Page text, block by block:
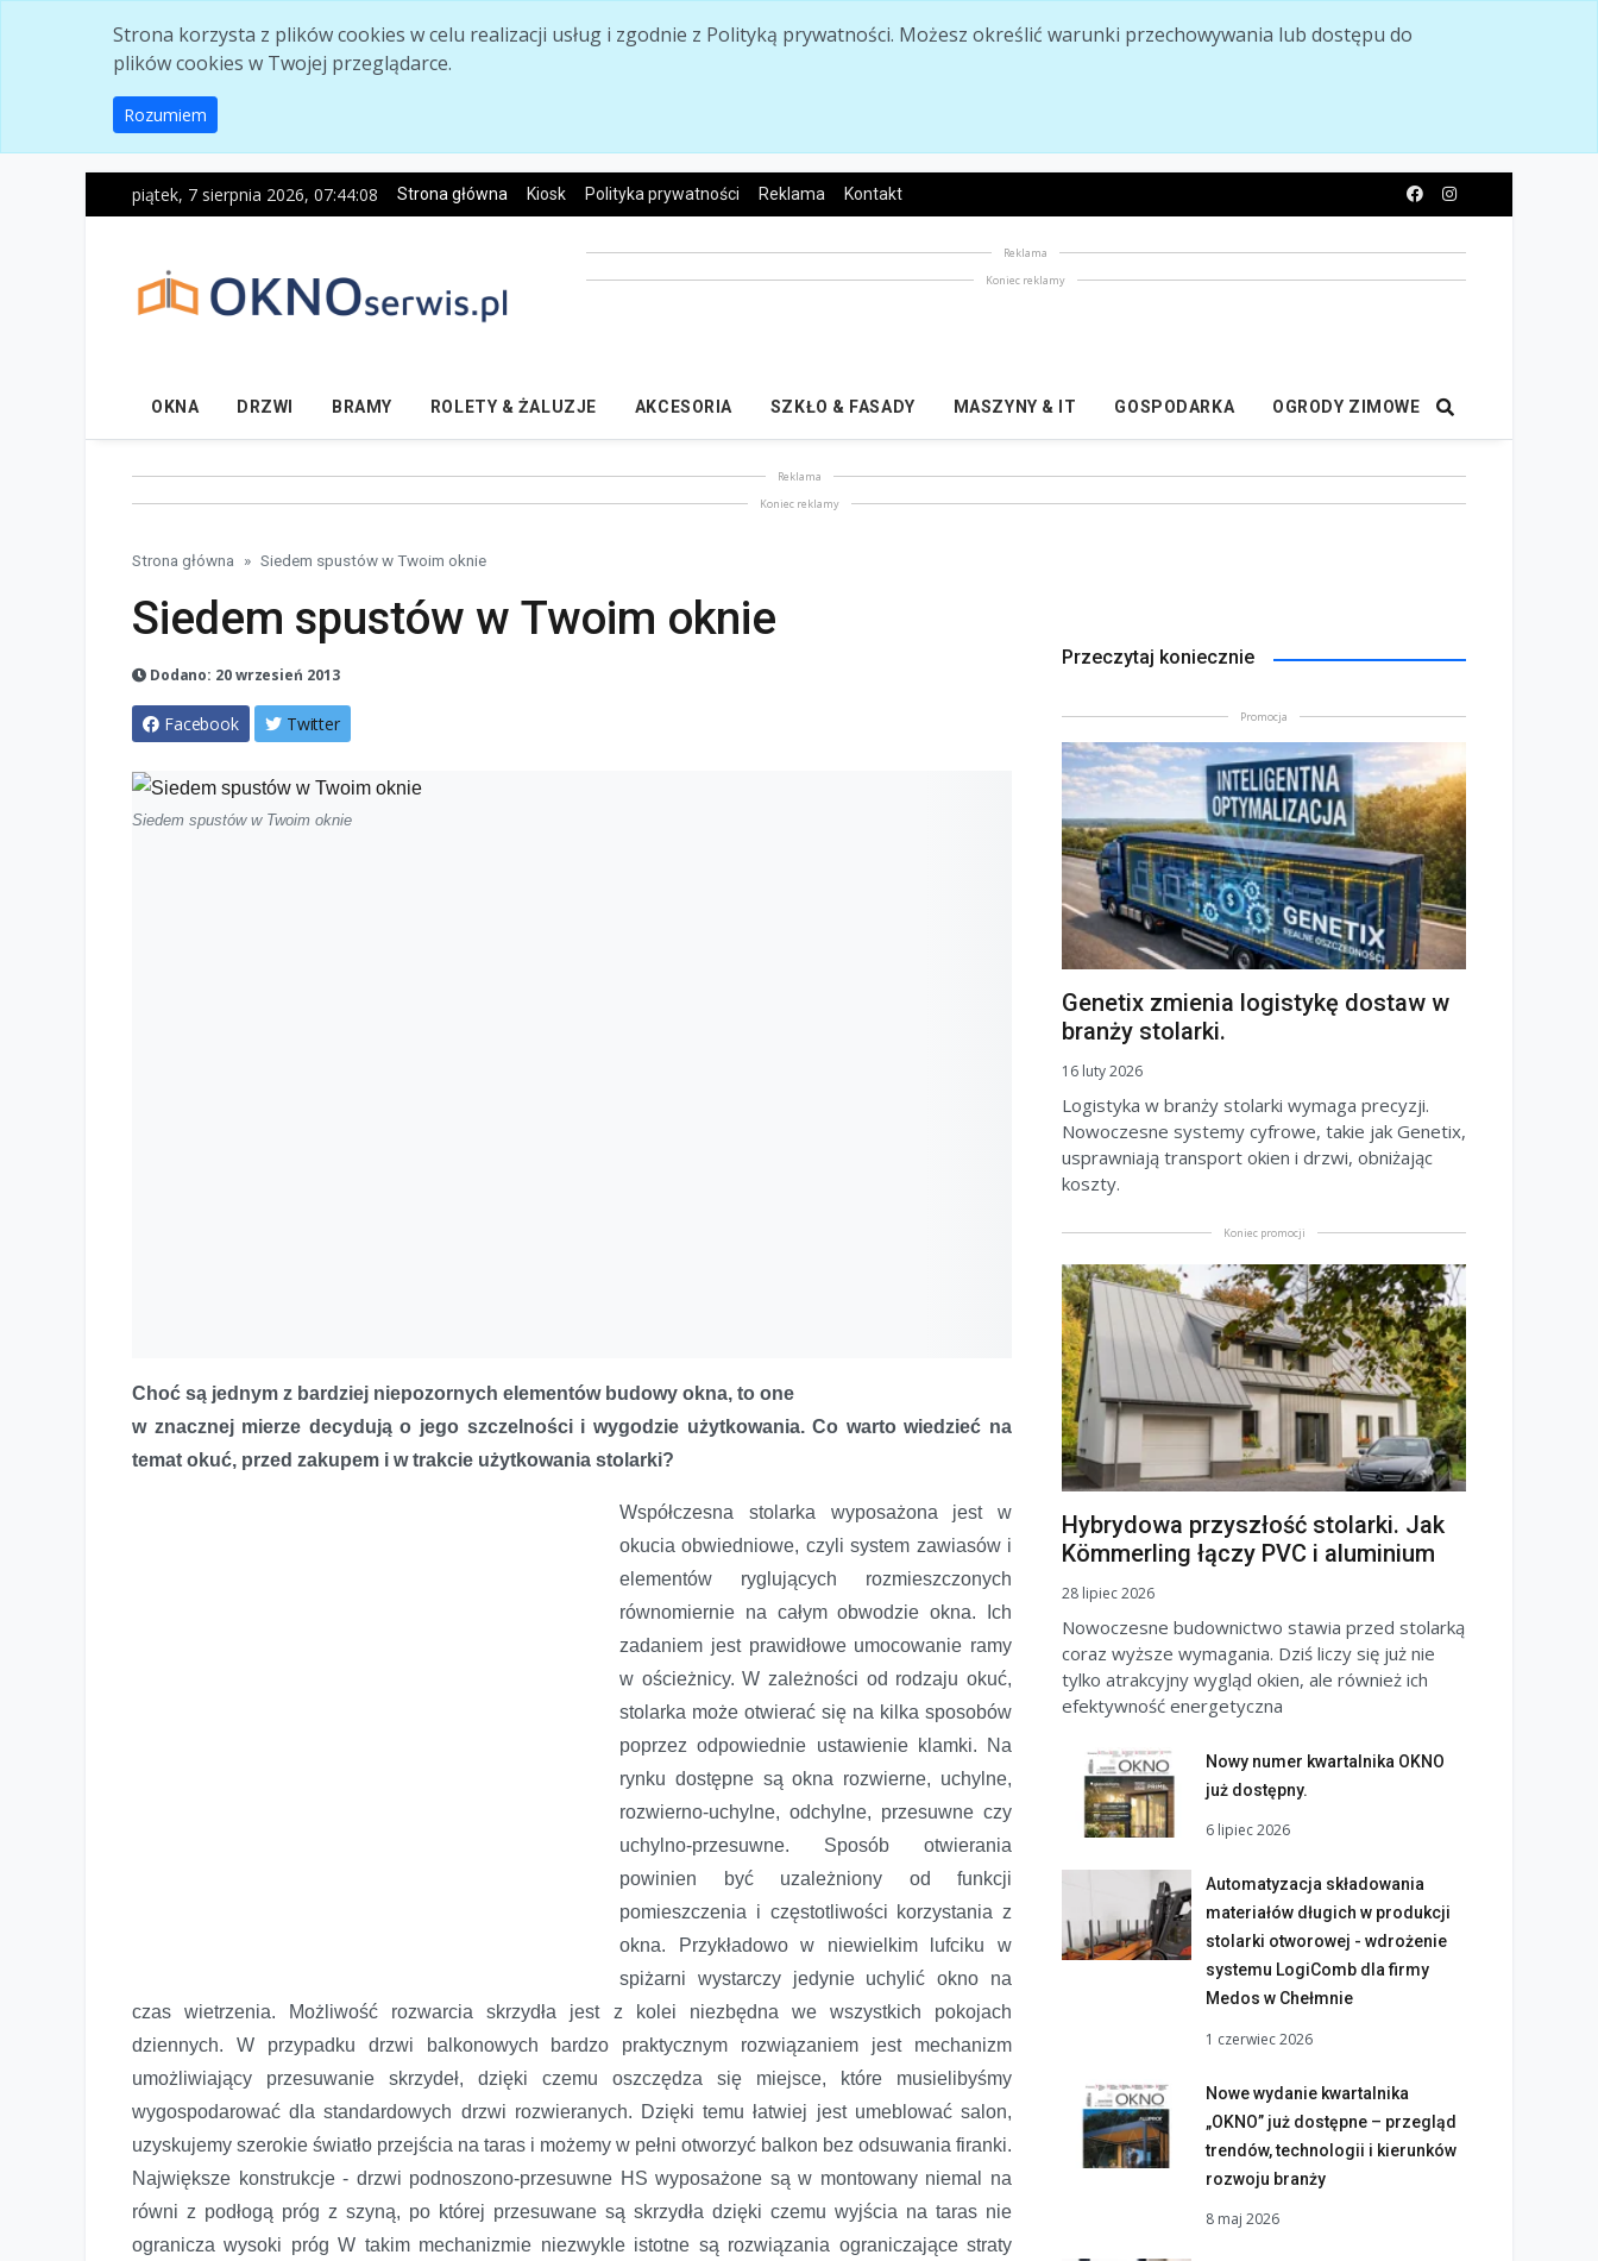
Strona korzysta z plików cookies w celu realizacji usług i zgodnie z Polityką prywatności. Możesz określić warunki przechowywania lub dostępu do
plików cookies w Twojej przeglądarce.
Rozumiem
piątek, 7 sierpnia 2026, 07:44:09 Strona główna Kiosk Polityka prywatności Reklama Kontakt
Reklama
Koniec reklamy
OKNA DRZWI BRAMY ROLETY & ŻALUZJE AKCESORIA SZKŁO & FASADY MASZYNY & IT GOSPODARKA OGRODY ZIMOWE
Reklama
Koniec reklamy
Strona główna Siedem spustów w Twoim oknie
Siedem spustów w Twoim oknie
Dodano: 20 wrzesień 2013
Facebook Twitter
Siedem spustów w Twoim oknie
Choć są jednym z bardziej niepozornych elementów budowy okna, to one
w znacznej mierze decydują o jego szczelności i wygodzie użytkowania. Co warto wiedzieć na
temat okuć, przed zakupem i w trakcie użytkowania stolarki?
Współczesna stolarka wyposażona jest w
okucia obwiedniowe, czyli system zawiasów i
elementów ryglujących rozmieszczonych
równomiernie na całym obwodzie okna. Ich
zadaniem jest prawidłowe umocowanie ramy
w ościeżnicy. W zależności od rodzaju okuć,
stolarka może otwierać się na kilka sposobów
poprzez odpowiednie ustawienie klamki. Na
rynku dostępne są okna rozwierne, uchylne,
rozwierno-uchylne, odchylne, przesuwne czy
uchylno-przesuwne. Sposób otwierania
powinien być uzależniony od funkcji
pomieszczenia i częstotliwości korzystania z
okna. Przykładowo w niewielkim lufciku w
spiżarni wystarczy jedynie uchylić okno na
czas wietrzenia. Możliwość rozwarcia skrzydła jest z kolei niezbędna we wszystkich pokojach
dziennych. W przypadku drzwi balkonowych bardzo praktycznym rozwiązaniem jest mechanizm
umożliwiający przesuwanie skrzydeł, dzięki czemu oszczędza się miejsce, które musielibyśmy
wygospodarować dla standardowych drzwi rozwieranych. Dzięki temu łatwiej jest umeblować salon,
uzyskujemy szerokie światło przejścia na taras i możemy w pełni otworzyć balkon bez odsuwania firanki.
Największe konstrukcje - drzwi podnoszono-przesuwne HS wyposażone są w montowany niemal na
równi z podłogą próg z szyną, po której przesuwane są skrzydła dzięki czemu wyjścia na taras nie
ogranicza wysoki próg W takim mechanizmie niezwykle istotne są rozwiązania ograniczające straty
Przeczytaj koniecznie
Promocja
Genetix zmienia logistykę dostaw w
branży stolarki.
16 luty 2026
Logistyka w branży stolarki wymaga precyzji.
Nowoczesne systemy cyfrowe, takie jak Genetix,
usprawniają transport okien i drzwi, obniżając
koszty.
Koniec promocji
Hybrydowa przyszłość stolarki. Jak
Kömmerling łączy PVC i aluminium
28 lipiec 2026
Nowoczesne budownictwo stawia przed stolarką
coraz wyższe wymagania. Dziś liczy się już nie
tylko atrakcyjny wygląd okien, ale również ich
efektywność energetyczna
Nowy numer kwartalnika OKNO
już dostępny.
6 lipiec 2026
Automatyzacja składowania
materiałów długich w produkcji
stolarki otworowej - wdrożenie
systemu LogiComb dla firmy
Medos w Chełmnie
1 czerwiec 2026
Nowe wydanie kwartalnika
„OKNO” już dostępne – przegląd
trendów, technologii i kierunków
rozwoju branży
8 maj 2026